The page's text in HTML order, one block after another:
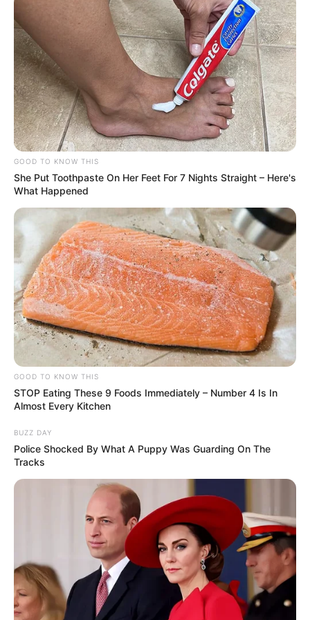
FAÇA O SEU COMENTÁRIO AQUI!
FALE CONOSCO
Nome
E-mail*
Mensagem*
BUSCAR
DESTAQUES
FACEBOOK
DESTAQUES DA SEMANA
Agente de Saúde é indiciada por falsificar
visitas que nunca aconteceram.
Câmara dos Deputados: anuênios, triênios,
quinquênios, sexta-parte e licenças-prêmio
entram no debate.
GOOD TO KNOW THIS
She Put Toothpaste On Her Feet For 7 Nights Straight – Here's
What Happened
GOOD TO KNOW THIS
STOP Eating These 9 Foods Immediately – Number 4 Is In
Almost Every Kitchen
BUZZ DAY
Police Shocked By What A Puppy Was Guarding On The
Tracks